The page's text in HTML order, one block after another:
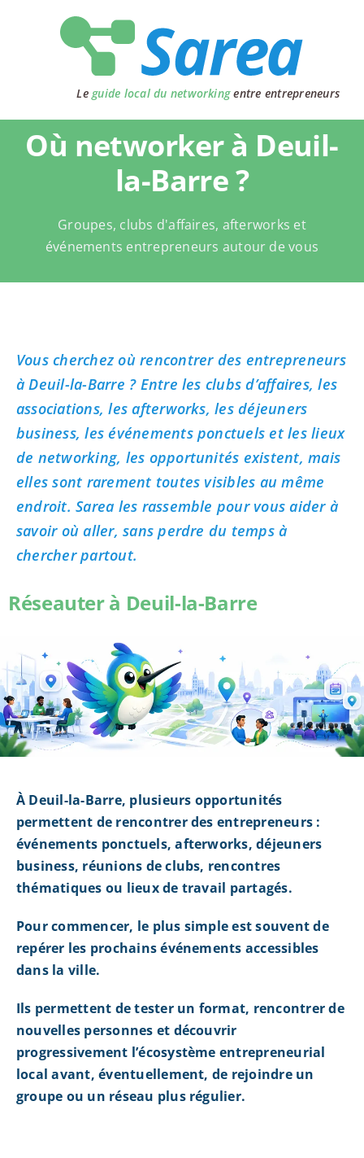
Le guide local du networkingentre entrepreneurs
Où networker à Deuil-
la-Barre ?
Groupes, clubs d'affaires, afterworks et
événements entrepreneurs autour de vous
Vous cherchez où rencontrer des entrepreneurs
à Deuil-la-Barre ? Entre les clubs d’affaires, les
associations, les afterworks, les déjeuners
business, les événements ponctuels et les lieux
de networking, les opportunités existent, mais
elles sont rarement toutes visibles au même
endroit. Sarea les rassemble pour vous aider à
savoir où aller, sans perdre du temps à
chercher partout.
Réseauter à Deuil-la-Barre
À Deuil-la-Barre, plusieurs opportunités
permettent de rencontrer des entrepreneurs :
événements ponctuels, afterworks, déjeuners
business, réunions de clubs, rencontres
thématiques ou lieux de travail partagés.
Pour commencer, le plus simple est souvent de
repérer les prochains événements accessibles
dans la ville.
Ils permettent de tester un format, rencontrer de
nouvelles personnes et découvrir
progressivement l’écosystème entrepreneurial
local avant, éventuellement, de rejoindre un
groupe ou un réseau plus régulier.